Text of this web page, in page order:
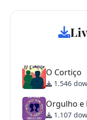
O Cortiço
1.546
Orgulho e
1.107